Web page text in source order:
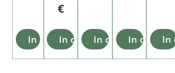
In den Warenkorb
€
In den Warenkorb
In den Warenkorb
In den In